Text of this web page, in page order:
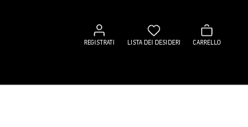
REGISTRATI
Registrati
LISTA DEI DESIDERI
Lista
dei
CARRELLO
Carrello